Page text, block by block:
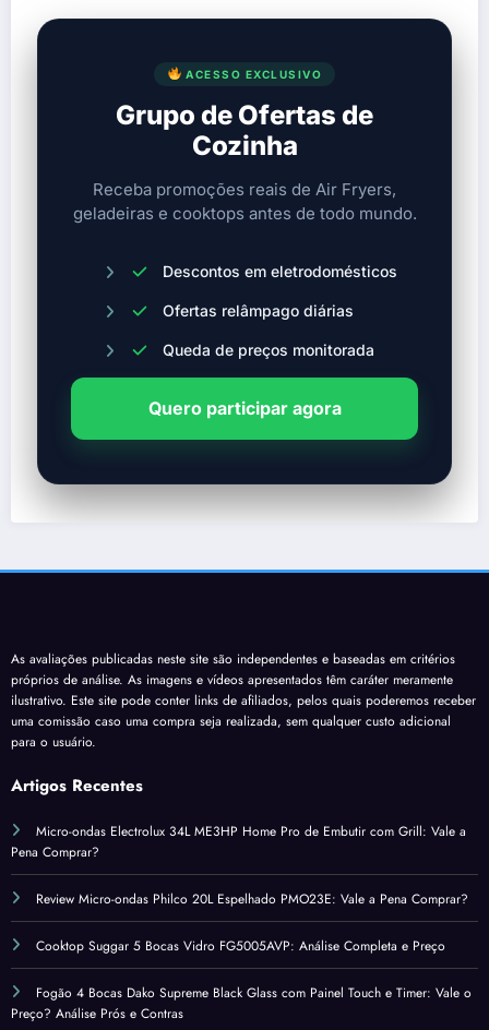
ACESSO EXCLUSIVO
Grupo de Ofertas de
Cozinha
Receba promoções reais de Air Fryers,
geladeiras e cooktops antes de todo mundo.
Descontos em eletrodomésticos
Ofertas relâmpago diárias
Queda de preços monitorada
Quero participar agora
As avaliações publicadas neste site são independentes e baseadas em critérios
próprios de análise. As imagens e vídeos apresentados têm caráter meramente
ilustrativo. Este site pode conter links de afiliados, pelos quais poderemos receber
uma comissão caso uma compra seja realizada, sem qualquer custo adicional
para o usuário.
Artigos Recentes
Micro-ondas Electrolux 34L ME3HP Home Pro de Embutir com Grill: Vale a
Pena Comprar?
Review Micro-ondas Philco 20L Espelhado PMO23E: Vale a Pena Comprar?
Cooktop Suggar 5 Bocas Vidro FG5005AVP: Análise Completa e Preço
Fogão 4 Bocas Dako Supreme Black Glass com Painel Touch e Timer: Vale o
Preço? Análise Prós e Contras